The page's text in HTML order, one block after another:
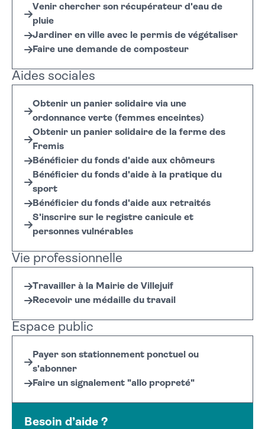
Venir chercher son récupérateur d'eau de
pluie
Jardiner en ville avec le permis de végétaliser
Faire une demande de composteur
Aides sociales
Obtenir un panier solidaire via une
ordonnance verte (femmes enceintes)
Obtenir un panier solidaire de la ferme des
Fremis
Bénéficier du fonds d'aide aux chômeurs
Bénéficier du fonds d'aide à la pratique du
sport
Bénéficier du fonds d'aide aux retraités
S'inscrire sur le registre canicule et
personnes vulnérables
Vie professionnelle
Travailler à la Mairie de Villejuif
Recevoir une médaille du travail
Espace public
Payer son stationnement ponctuel ou
s'abonner
Faire un signalement "allo propreté"
Besoin d’aide ?